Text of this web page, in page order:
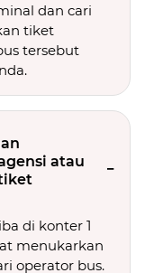
dan cari
tiket
tersebut
atau
di konter 1
menukarkan
operator bus.